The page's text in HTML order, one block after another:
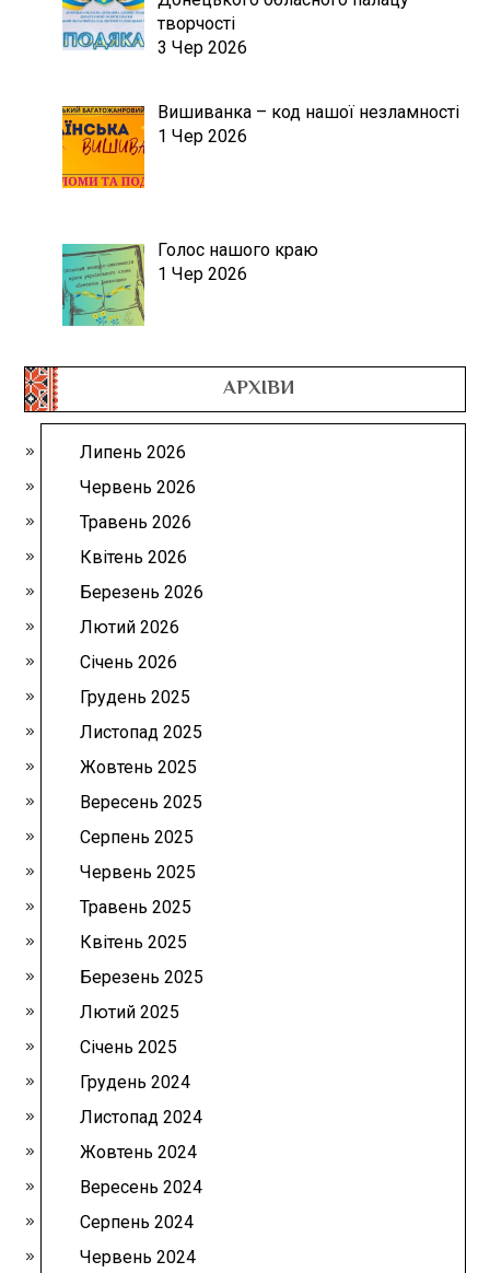
творчості
3 Чер 2026
Вишиванка – код нашої незламності
1 Чер 2026
Голос нашого краю
1 Чер 2026
АРХІВИ
Липень 2026
Червень 2026
Травень 2026
Квітень 2026
Березень 2026
Лютий 2026
Січень 2026
Грудень 2025
Листопад 2025
Жовтень 2025
Вересень 2025
Серпень 2025
Червень 2025
Травень 2025
Квітень 2025
Березень 2025
Лютий 2025
Січень 2025
Грудень 2024
Листопад 2024
Жовтень 2024
Вересень 2024
Серпень 2024
Червень 2024